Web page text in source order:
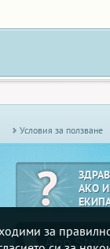
за
Условия за ползване
АКО